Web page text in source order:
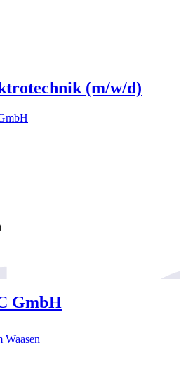
(m/w/d)
GmbH
Waasen